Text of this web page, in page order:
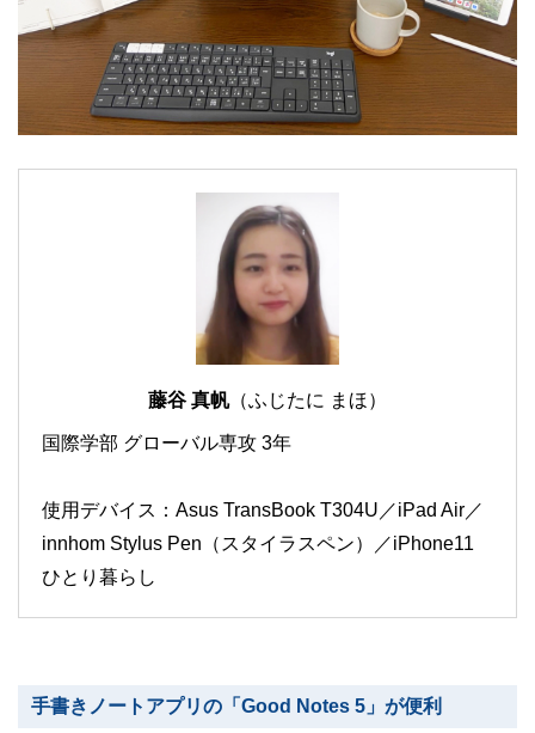
藤谷 真帆（ふじたに まほ）
国際学部 グローバル専攻 3年
使用デバイス：Asus TransBook T304U／iPad Air／
innhom Stylus Pen（スタイラスペン）／iPhone11
ひとり暮らし
手書きノートアプリの「Good Notes 5」が便利